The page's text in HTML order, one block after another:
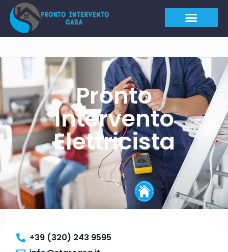
Pronto
Intervento
Elettricista
+39 (320) 243 9595